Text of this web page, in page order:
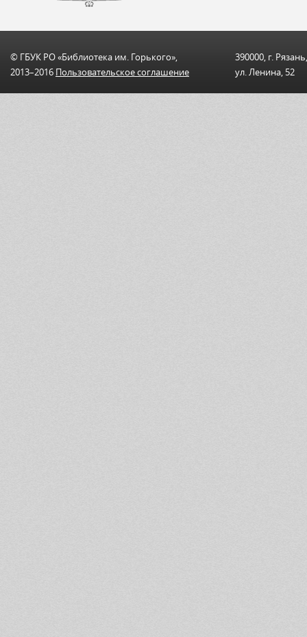
© ГБУК РО «Библиотека им. Горького»,
2013–2016 Пользовательскоe соглашениe
390000, г. Рязань,
ул. Ленина, 52